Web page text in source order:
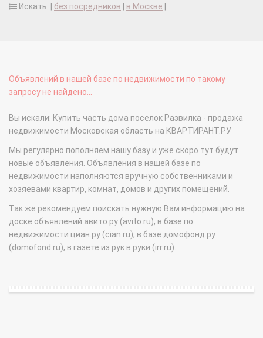
Искать: | без посредников в Москве
Объявлений в нашей базе по недвижимости по такому
запросу не найдено...
Вы искали: Купить часть дома поселок Развилка - продажа
недвижимости Московская область на КВАРТИРАНТ.РУ
Мы регулярно пополняем нашу базу и уже скоро тут будут
новые объявления. Объявления в нашей базе по
недвижимости наполняются вручную собственниками и
хозяевами квартир, комнат, домов и других помещений.
Так же рекомендуем поискать нужную Вам информацию на
доске объявлений авито.ру (avito.ru), в базе по
недвижимости циан.ру (cian.ru), в базе домофонд.ру
(domofond.ru), в газете из рук в руки (irr.ru).